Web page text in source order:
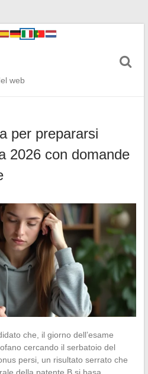
web
per prepararsi
2026 con domande
che, il giorno dell’esame
cercando il serbatoio del
persi, un risultato serrato che